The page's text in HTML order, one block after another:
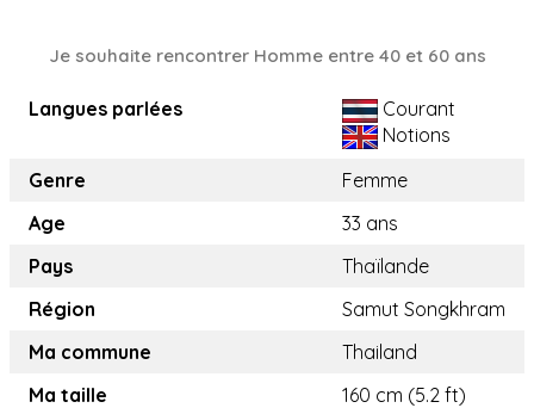
Je souhaite rencontrer Homme entre 40 et 60 ans
Langues parlées
Courant
Notions
Genre
Femme
Age
33 ans
Pays
Thaïlande
Région
Samut Songkhram
Ma commune
Thailand
Ma taille
160 cm (5.2 ft)